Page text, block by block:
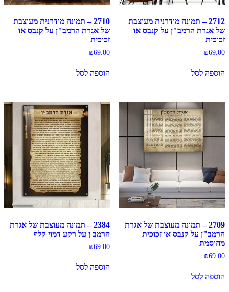
2712 – תמונה מודרנית מעוצבת
של אגרת הרמב"ן על קנבס או
זכוכית
₪69.00
הוספה לסל
2710 – תמונה מודרנית מעוצבת
של אגרת הרמב"ן על קנבס או
זכוכית
₪69.00
הוספה לסל
2709 – תמונה מעוצבת של אגרת
הרמב"ן על קנבס או זכוכית
מחוסמת
₪69.00
הוספה לסל
2384 – תמונה מעוצבת של אגרת
הרמב ן על רקע דמוי קלף
₪69.00
הוספה לסל